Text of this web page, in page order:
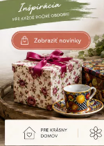
handričkou, chrániť
agresívnych čistiacich
Prečítajte si
Keramika